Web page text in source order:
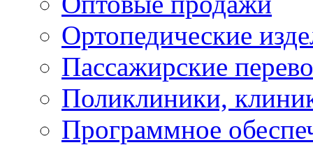
Ортопедические
Пассажирские
Поликлиники,
Программное